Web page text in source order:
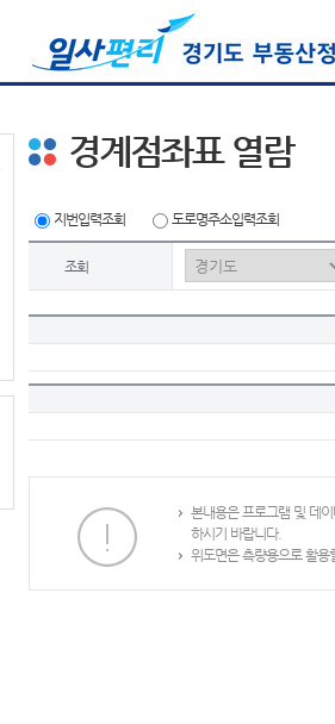
경계점좌표 열람
지번입력조회 도로명주소입력조회
조회
본내용은 프로그램 및 데
하시기 바랍니다.
위도면은 측량용으로 활용